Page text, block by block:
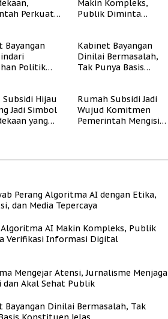
Perkuat
Makin Kompleks,
Publik Diminta
Bayangan
Politik
Kabinet Bayangan
Dinilai Bermasalah,
Tak Punya Basis
Subsidi Hijau
Jadi Simbol
yang
Rumah Subsidi Jadi
Wujud Komitmen
Pemerintah Mengisi
Perang Algoritma AI dengan Etika,
dan Media Tepercaya
Algoritma AI Makin Kompleks, Publik
Verifikasi Informasi Digital
Mengejar Atensi, Jurnalisme Menjaga
dan Akal Sehat Publik
Bayangan Dinilai Bermasalah, Tak